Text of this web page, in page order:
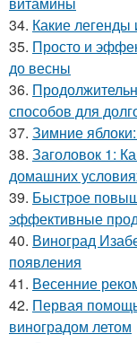
34. Какие
35. Просто и
до весны
36.
способов для
37. Зимние
38. Заголовок 1:
домашних
39. Быстрое
эффективные
40. Виноград
появления
41. Весенние
42. Первая
виноградом летом